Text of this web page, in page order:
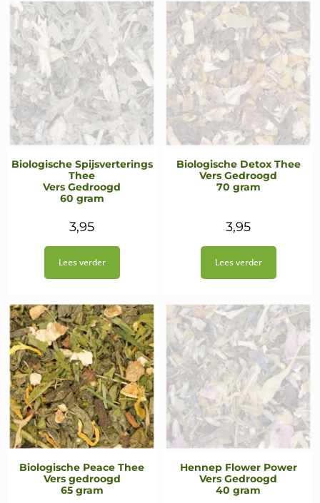
Biologische Spijsverterings
Thee
Vers Gedroogd
60 gram
3,95
Lees verder
Biologische Detox Thee
Vers Gedroogd
70 gram
3,95
Lees verder
Biologische Peace Thee
Vers gedroogd
65 gram
Hennep Flower Power
Vers Gedroogd
40 gram